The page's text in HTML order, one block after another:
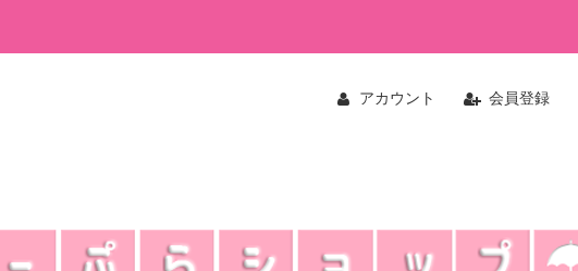
アカウント 会員登録